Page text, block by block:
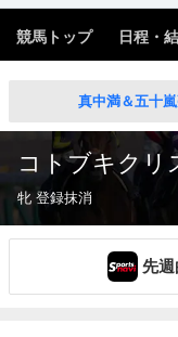
競馬トップ 日程・
真中満＆五十
コトブキクリ
牝 登録抹消
先